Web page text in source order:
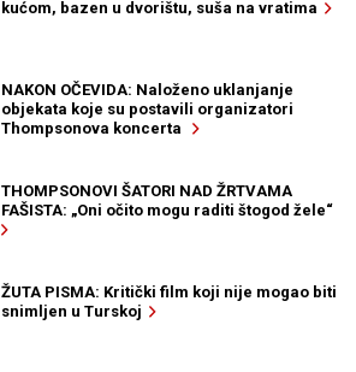
kućom, bazen u dvorištu, suša na vratima
NAKON OČEVIDA: Naloženo uklanjanje
objekata koje su postavili organizatori
Thompsonova koncerta
THOMPSONOVI ŠATORI NAD ŽRTVAMA
FAŠISTA: „Oni očito mogu raditi štogod žele“
ŽUTA PISMA: Kritički film koji nije mogao biti
snimljen u Turskoj